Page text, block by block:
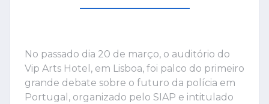
No passado dia 20 de março, o auditório do
Vip Arts Hotel, em Lisboa, foi palco do primeiro
grande debate sobre o futuro da polícia em
Portugal, organizado pelo SIAP e intitulado